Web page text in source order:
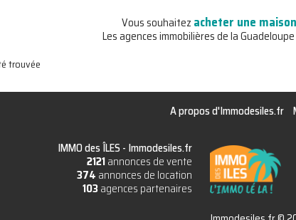
Vous souhaitez acheter une
Les agences immobilières de la
trouvée
A propos d'Immodesiles.fr
IMMO des ÎLES - Immodesiles.fr
2121annonces de vente
374 annonces de location
103agences partenaires